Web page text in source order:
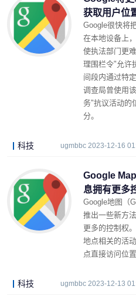
获取用户位
Google很快将
在本地设备上
使执法部门更
理围栏令"允许
间段内通过特
调查局曾使用
务"抗议活动的
分。
科技 ugmbbc 2023-12-16
Google
息拥有更多
Google地图（
推出一些新方
更多的控制权
地点相关的活
点直接访问位置
科技 ugmbbc 2023-12-13